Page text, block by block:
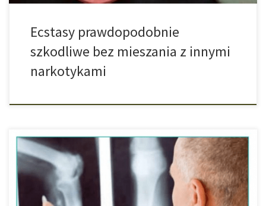
Ecstasy prawdopodobnie
szkodliwe bez mieszania z innymi
narkotykami
Izraelscy naukowcy nadal są na prowadzącej pozycji jeśli chodzi o
badanie medycznej marihuany. W pierwszym rzędzie są to
badania, które są przeprowadzane na Żydowskim Uniwersytecie